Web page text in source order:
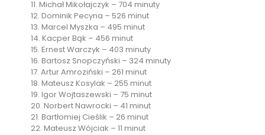
11. Michał Mikołajczyk – 704 minuty
12. Dominik Pecyna – 526 minut
13. Marcel Myszka – 495 minut
14. Kacper Bąk – 456 minut
15. Ernest Warczyk – 403 minuty
16. Bartosz Snopczyński – 324 minuty
17. Artur Amroziński – 261 minut
18. Mateusz Kosylak – 255 minut
19. Igor Wojtaszewski – 75 minut
20. Norbert Nawrocki – 41 minut
21. Bartłomiej Cieślik – 26 minut
22. Mateusz Wójciak – 11 minut